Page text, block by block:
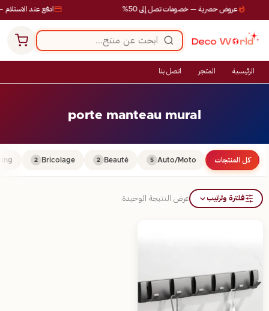
ادفع عند الاستلام عروض حصرية — خصومات تصل إلى 50%
الرئيسية المتجر اتصل بنا
porte manteau mural
كل المنتجات Auto/Moto
5
Beauté
2
Bricolage
2
فلترة وترتيب عرض النتيجة الوحيدة